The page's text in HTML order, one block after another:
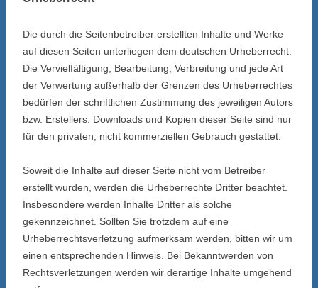
Die durch die Seitenbetreiber erstellten Inhalte und Werke
auf diesen Seiten unterliegen dem deutschen Urheberrecht.
Die Vervielfältigung, Bearbeitung, Verbreitung und jede Art
der Verwertung außerhalb der Grenzen des Urheberrechtes
bedürfen der schriftlichen Zustimmung des jeweiligen Autors
bzw. Erstellers. Downloads und Kopien dieser Seite sind nur
für den privaten, nicht kommerziellen Gebrauch gestattet.
Soweit die Inhalte auf dieser Seite nicht vom Betreiber
erstellt wurden, werden die Urheberrechte Dritter beachtet.
Insbesondere werden Inhalte Dritter als solche
gekennzeichnet. Sollten Sie trotzdem auf eine
Urheberrechtsverletzung aufmerksam werden, bitten wir um
einen entsprechenden Hinweis. Bei Bekanntwerden von
Rechtsverletzungen werden wir derartige Inhalte umgehend